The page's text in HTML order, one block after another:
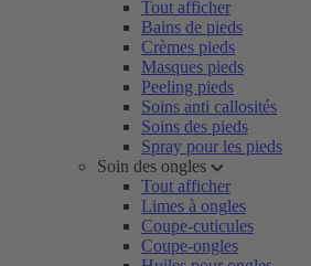
Tout afficher
Bains de pieds
Crèmes pieds
Masques pieds
Peeling pieds
Soins anti callosités
Soins des pieds
Spray pour les pieds
Soin des ongles
Tout afficher
Limes à ongles
Coupe-cuticules
Coupe-ongles